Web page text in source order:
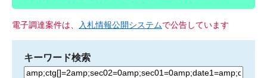
電子調達案件は、 入札情報公開システムで公告しています
キーワード検索
検